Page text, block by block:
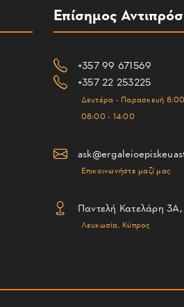
Επίσημος
+357 99 671569
+357 22 253225
Δευτέρα - Παρασκευή
08:00 - 14:00
Επικοινωνήστε μαζί μας
Παντελή Κατελάρη
Λευκωσία, Κύπρος